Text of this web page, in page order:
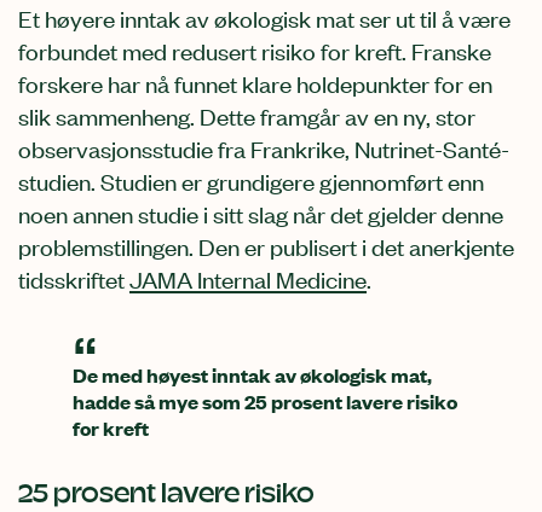
Et høyere inntak av økologisk mat ser ut til å være
forbundet med redusert risiko for kreft. Franske
forskere har nå funnet klare holdepunkter for en
slik sammenheng. Dette framgår av en ny, stor
observasjonsstudie fra Frankrike, Nutrinet-Santé-
studien. Studien er grundigere gjennomført enn
noen annen studie i sitt slag når det gjelder denne
problemstillingen. Den er publisert i det anerkjente
tidsskriftetJAMA Internal Medicine
De med høyest inntak av økologisk mat,
hadde så mye som 25 prosent lavere risiko
for kreft
25 prosent lavere risiko